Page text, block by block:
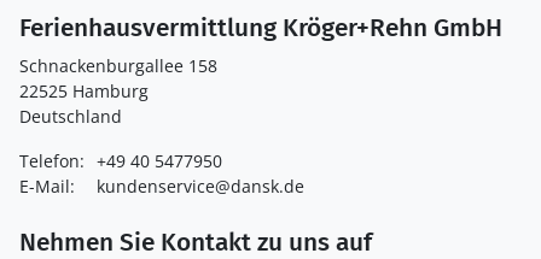
Ferienhausvermittlung Kröger+Rehn GmbH
Schnackenburgallee 158
22525 Hamburg
Deutschland
Telefon: +49 40 5477950
E-Mail:
kundenservice@dansk.de
Nehmen Sie Kontakt zu uns auf